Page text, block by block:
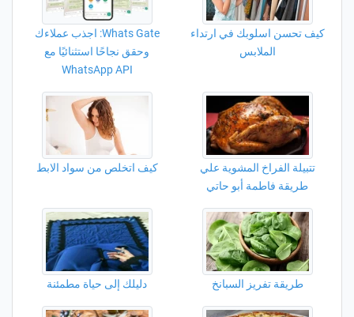
كيف تحسن اسلوبك في ارتداء
الملابس
Whats Gate: اجذب عملاءك
وحقق نجاحًا استثنائيًا مع
WhatsApp API
تتبيلة الفراخ المشوية علي
طريقة فاطمة أبو حاتي
كيف اتخلص من سواد الابط
طريقة تفريز السبانخ دليلك إلى حياة مطمئنة